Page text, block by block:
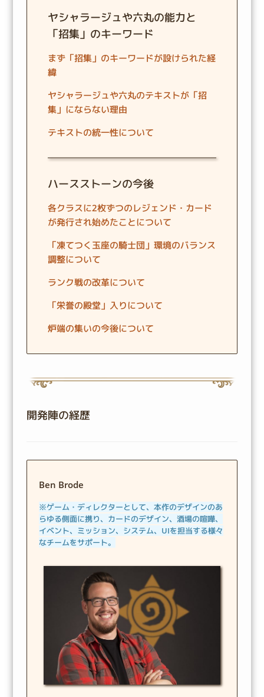
ヤシャラージュや六丸の能力と
「招集」のキーワード
まず「招集」のキーワードが設けられた経
緯
ヤシャラージュや六丸のテキストが「招
集」にならない理由
テキストの統一性について
ハースストーンの今後
各クラスに2枚ずつのレジェンド・カード
が発行され始めたことについて
「凍てつく玉座の騎士団」環境のバランス
調整について
ランク戦の改革について
「栄誉の殿堂」入りについて
炉端の集いの今後について
開発陣の経歴
Ben Brode
※ゲーム・ディレクターとして、本作のデザインのあ
らゆる側面に携り、カードのデザイン、酒場の喧嘩、
イベント、ミッション、システム、UIを担当する様々
なチームをサポート。